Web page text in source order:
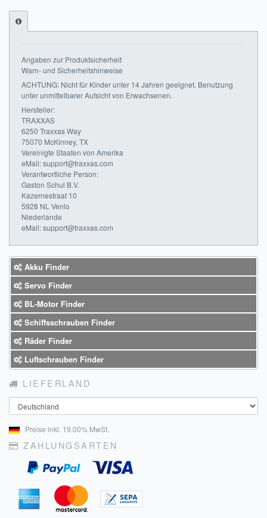
ÜBER UNS
Was wir bieten
Unsere Philosophie
KONTAKT
MEIN KONTO
WARENKORB
Angaben zur Produktsicherheit
Warn- und Sicherheitshinweise
ACHTUNG: Nicht für Kinder unter 14 Jahren geeignet. Benutzung
unter unmittelbarer Aufsicht von Erwachsenen.
Hersteller:
TRAXXAS
6250 Traxxas Way
75070 McKinney, TX
Vereinigte Staaten von Amerika
eMail: support@traxxas.com
Verantwortliche Person:
Gaston Schul B.V.
Kazernestraat 10
5928 NL Venlo
Niederlande
eMail: support@traxxas.com
Akku Finder
Servo Finder
BL-Motor Finder
Schiffsschrauben Finder
Räder Finder
Luftschrauben Finder
LIEFERLAND
Land
Preise inkl. 19.00% MwSt.
ZAHLUNGSARTEN